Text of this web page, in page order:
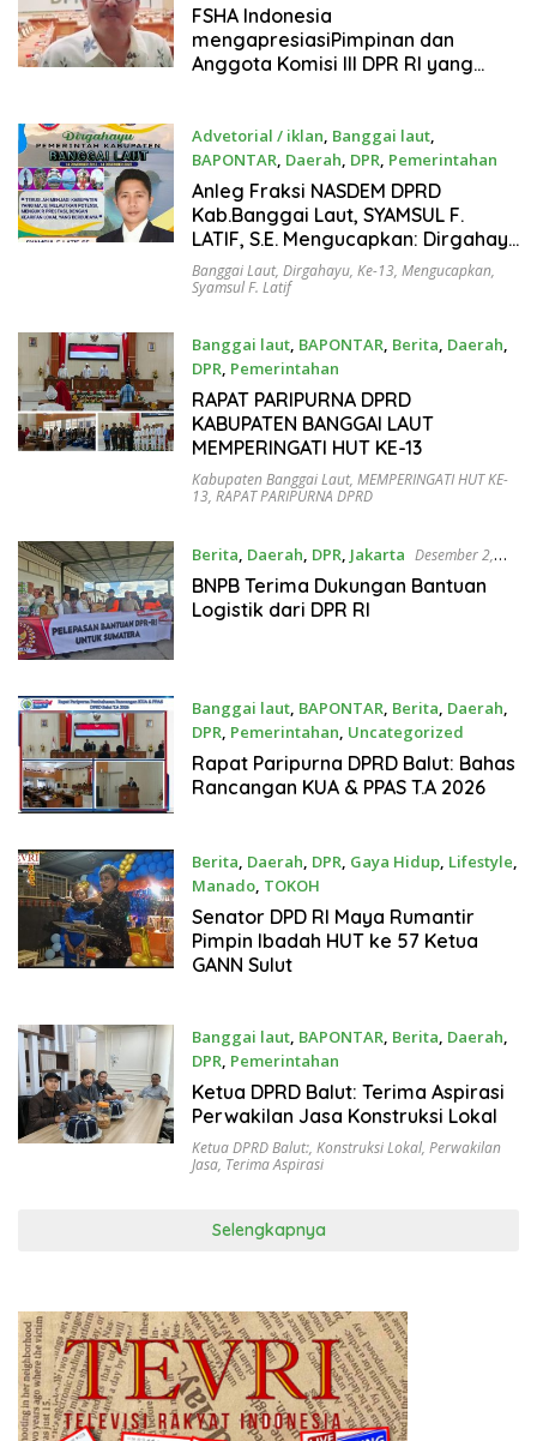
Januari 15, 2026
FSHA Indonesia
mengapresiasiPimpinan dan
Anggota Komisi III DPR RI yang
& Menghasilkan sejumlah
Rekomendasi Demi kesejahteraan
dan Masa depan Hakim Ad Hoc
yang Lebih baik
Advetorial / iklan, Banggai laut,
BAPONTAR, Daerah, DPR, Pemerintahan
Desember 14, 2025
Anleg Fraksi NASDEM DPRD
Kab.Banggai Laut, SYAMSUL F.
LATIF, S.E. Mengucapkan: Dirgahayu
BANGGAI LAUT KE-13, Tanggal 14
Desember 2025.
Banggai Laut, Dirgahayu, Ke-13, Mengucapkan,
Syamsul F. Latif
Banggai laut, BAPONTAR, Berita, Daerah,
DPR, Pemerintahan
Desember 14, 2025
RAPAT PARIPURNA DPRD
KABUPATEN BANGGAI LAUT
MEMPERINGATI HUT KE-13
Kabupaten Banggai Laut, MEMPERINGATI HUT KE-
13, RAPAT PARIPURNA DPRD
Berita, Daerah, DPR, Jakarta Desember 2,
2025
BNPB Terima Dukungan Bantuan
Logistik dari DPR RI
Banggai laut, BAPONTAR, Berita, Daerah,
DPR, Pemerintahan, Uncategorized
Oktober 31, 2025
Rapat Paripurna DPRD Balut: Bahas
Rancangan KUA & PPAS T.A 2026
Berita, Daerah, DPR, Gaya Hidup, Lifestyle,
Manado, TOKOH
Oktober 15, 2025
‎Senator DPD RI Maya Rumantir
Pimpin Ibadah HUT ke 57 Ketua
GANN Sulut
Banggai laut, BAPONTAR, Berita, Daerah,
DPR, Pemerintahan
Oktober 15, 2025
Ketua DPRD Balut: Terima Aspirasi
Perwakilan Jasa Konstruksi Lokal
Ketua DPRD Balut:, Konstruksi Lokal, Perwakilan
Jasa, Terima Aspirasi
Selengkapnya